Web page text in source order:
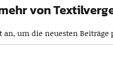
von
um die neuesten Beiträge